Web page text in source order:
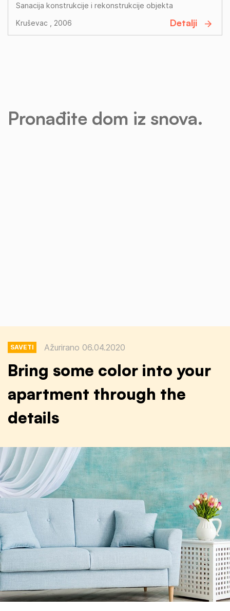
Sanacija konstrukcije i rekonstrukcije objekta
Kruševac , 2006
Detalji
Pronađite dom iz snova.
SAVETI Ažurirano 06.04.2020
Bring some color into your
apartment through the
details